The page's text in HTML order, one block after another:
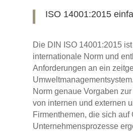
ISO 14001:2015
Die DIN ISO 14001:2015
internationale Norm und
Anforderungen an ein
Norm genaue Vorgaben
von internen und externen
Firmenthemen, die sich auf
Unternehmensprozesse